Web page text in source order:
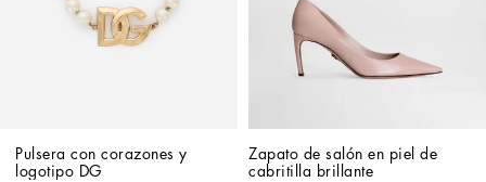
Pulsera con corazones y
logotipo DG
Zapato de salón en piel de
cabritilla brillante